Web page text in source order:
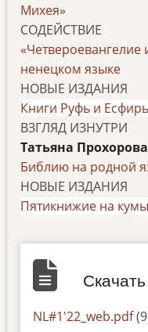
Михея»
СОДЕЙСТВИЕ
ненецком языке
НОВЫЕ ИЗДАНИЯ
Книги Руфь и
ВЗГЛЯД ИЗНУТРИ
Татьяна
Библию на родной
НОВЫЕ ИЗДАНИЯ
Пятикнижие на
Скачать
Документ
NL#1'22_web.pdf